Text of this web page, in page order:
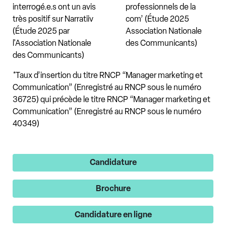
interrogé.e.s ont un avis
très positif sur Narratiiv
(Étude 2025 par
l'Association Nationale
des Communicants)
professionnels de la
com’ (Étude 2025
Association Nationale
des Communicants)
*Taux d’insertion du titre RNCP “Manager marketing et
Communication” (Enregistré au RNCP sous le numéro
36725) qui précède le titre RNCP “Manager marketing et
Communication” (Enregistré au RNCP sous le numéro
40349)
Candidature
Brochure
Candidature en ligne